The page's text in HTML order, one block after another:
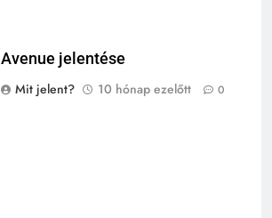
Avenue jelentése
Mit jelent?
10 hónap ezelőtt 0